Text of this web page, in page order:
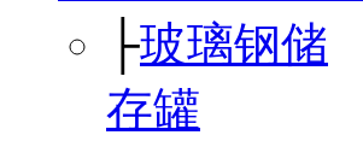
├玻璃钢储
存罐